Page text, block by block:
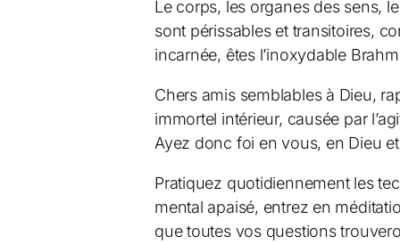
Le corps, les organes des sens,
sont périssables et transitoires,
incarnée, êtes l’inoxydable
Chers amis semblables à Dieu,
immortel intérieur, causée par
Ayez donc foi en vous, en Dieu
Pratiquez quotidiennement les
mental apaisé, entrez en
que toutes vos questions